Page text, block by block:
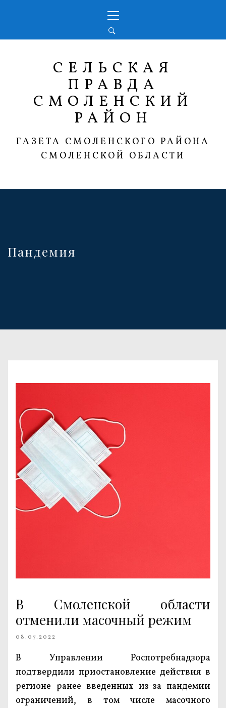
меню
СЕЛЬСКАЯ
ПРАВДА
СМОЛЕНСКИЙ
РАЙОН
ГАЗЕТА СМОЛЕНСКОГО РАЙОНА
СМОЛЕНСКОЙ ОБЛАСТИ
Пандемия
В Смоленской области
отменили масочный режим
08.07.2022
В Управлении Роспотребнадзора
подтвердили приостановление действия в
регионе ранее введенных из-за пандемии
ограничений, в том числе масочного